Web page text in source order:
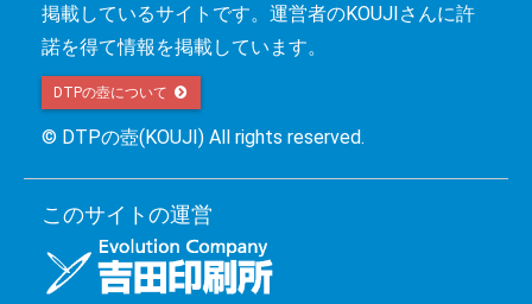
掲載しているサイトです。運営者のKOUJIさんに許
諾を得て情報を掲載しています。
DTPの壺について
© DTPの壺(KOUJI) All rights reserved.
このサイトの運営